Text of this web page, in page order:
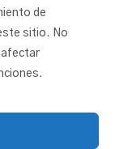
de
sitio. No
afectar